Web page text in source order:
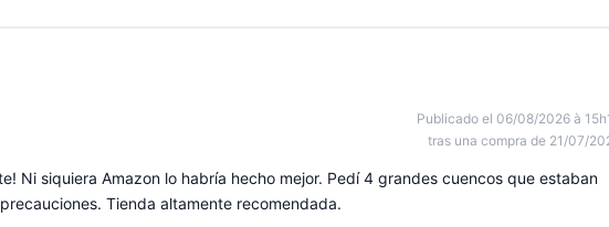
Publicado el 06/08/2026 à
tras una compra de 21/07/
Ni siquiera Amazon lo habría hecho mejor. Pedí 4 grandes cuencos que estaban
Tienda altamente recomendada.